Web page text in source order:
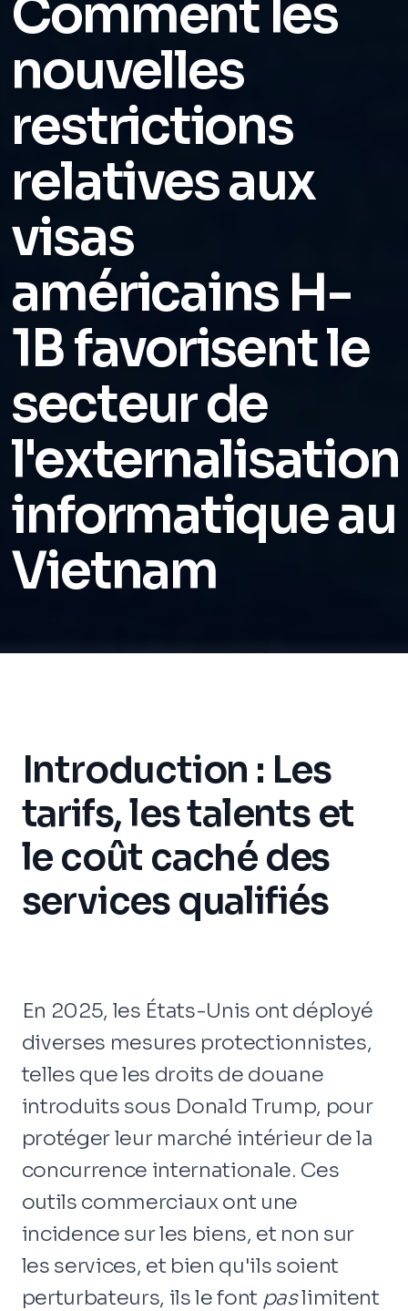
Comment les
nouvelles
restrictions
relatives aux
visas
américains H-
1B favorisent le
secteur de
l'externalisation
informatique au
Vietnam
Introduction : Les
tarifs, les talents et
le coût caché des
services qualifiés
En 2025, les États-Unis ont déployé
diverses mesures protectionnistes,
telles que les droits de douane
introduits sous Donald Trump, pour
protéger leur marché intérieur de la
concurrence internationale. Ces
outils commerciaux ont une
incidence sur les biens, et non sur
les services, et bien qu'ils soient
perturbateurs, ils le font paslimitent